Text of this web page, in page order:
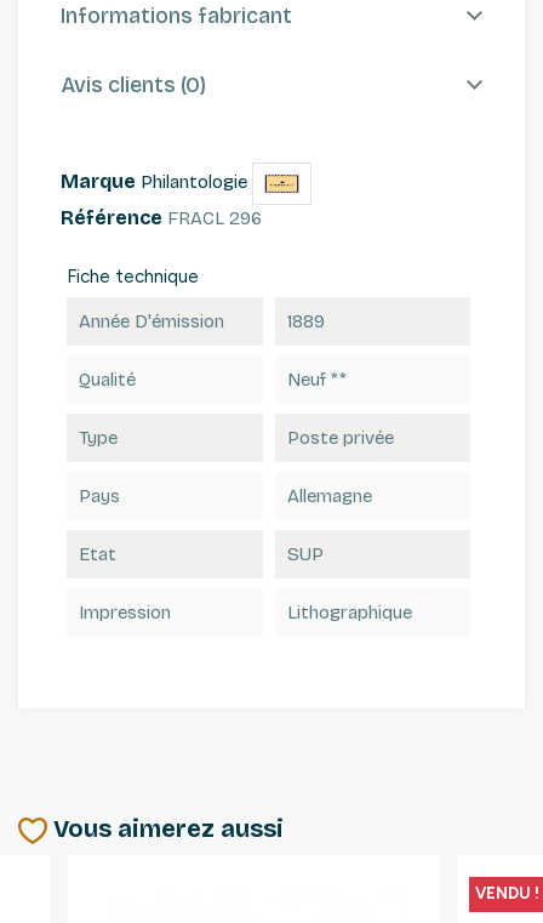
Informations fabricant
Avis clients (0)
Marque Philantologie
Référence FRACL 296
Fiche technique
Année D'émission 1889
Qualité Neuf **
Type Poste privée
Pays Allemagne
Etat SUP
Impression Lithographique
Vous aimerez aussi
VENDU !